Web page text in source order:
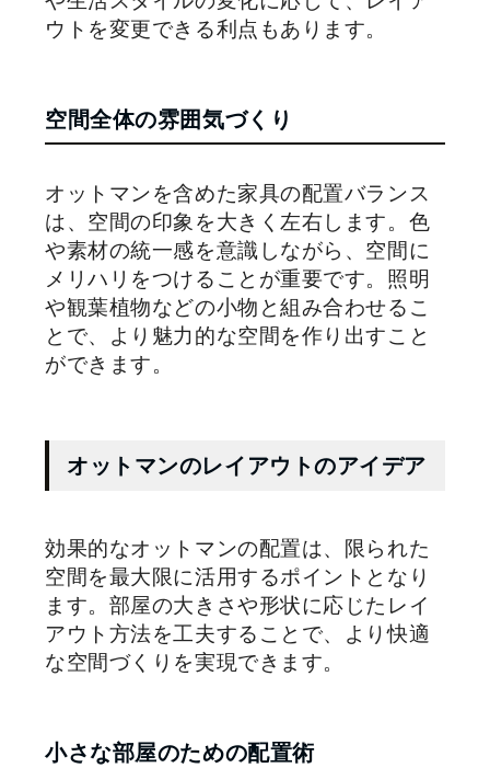
ウトを変更できる利点もあります。
空間全体の雰囲気づくり
オットマンを含めた家具の配置バランス
は、空間の印象を大きく左右します。色
や素材の統一感を意識しながら、空間に
メリハリをつけることが重要です。照明
や観葉植物などの小物と組み合わせるこ
とで、より魅力的な空間を作り出すこと
ができます。
オットマンのレイアウトのアイデア
効果的なオットマンの配置は、限られた
空間を最大限に活用するポイントとなり
ます。部屋の大きさや形状に応じたレイ
アウト方法を工夫することで、より快適
な空間づくりを実現できます。
小さな部屋のための配置術